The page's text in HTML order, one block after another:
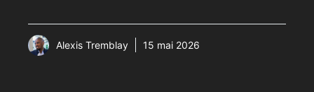
Alexis Tremblay 15 mai 2026